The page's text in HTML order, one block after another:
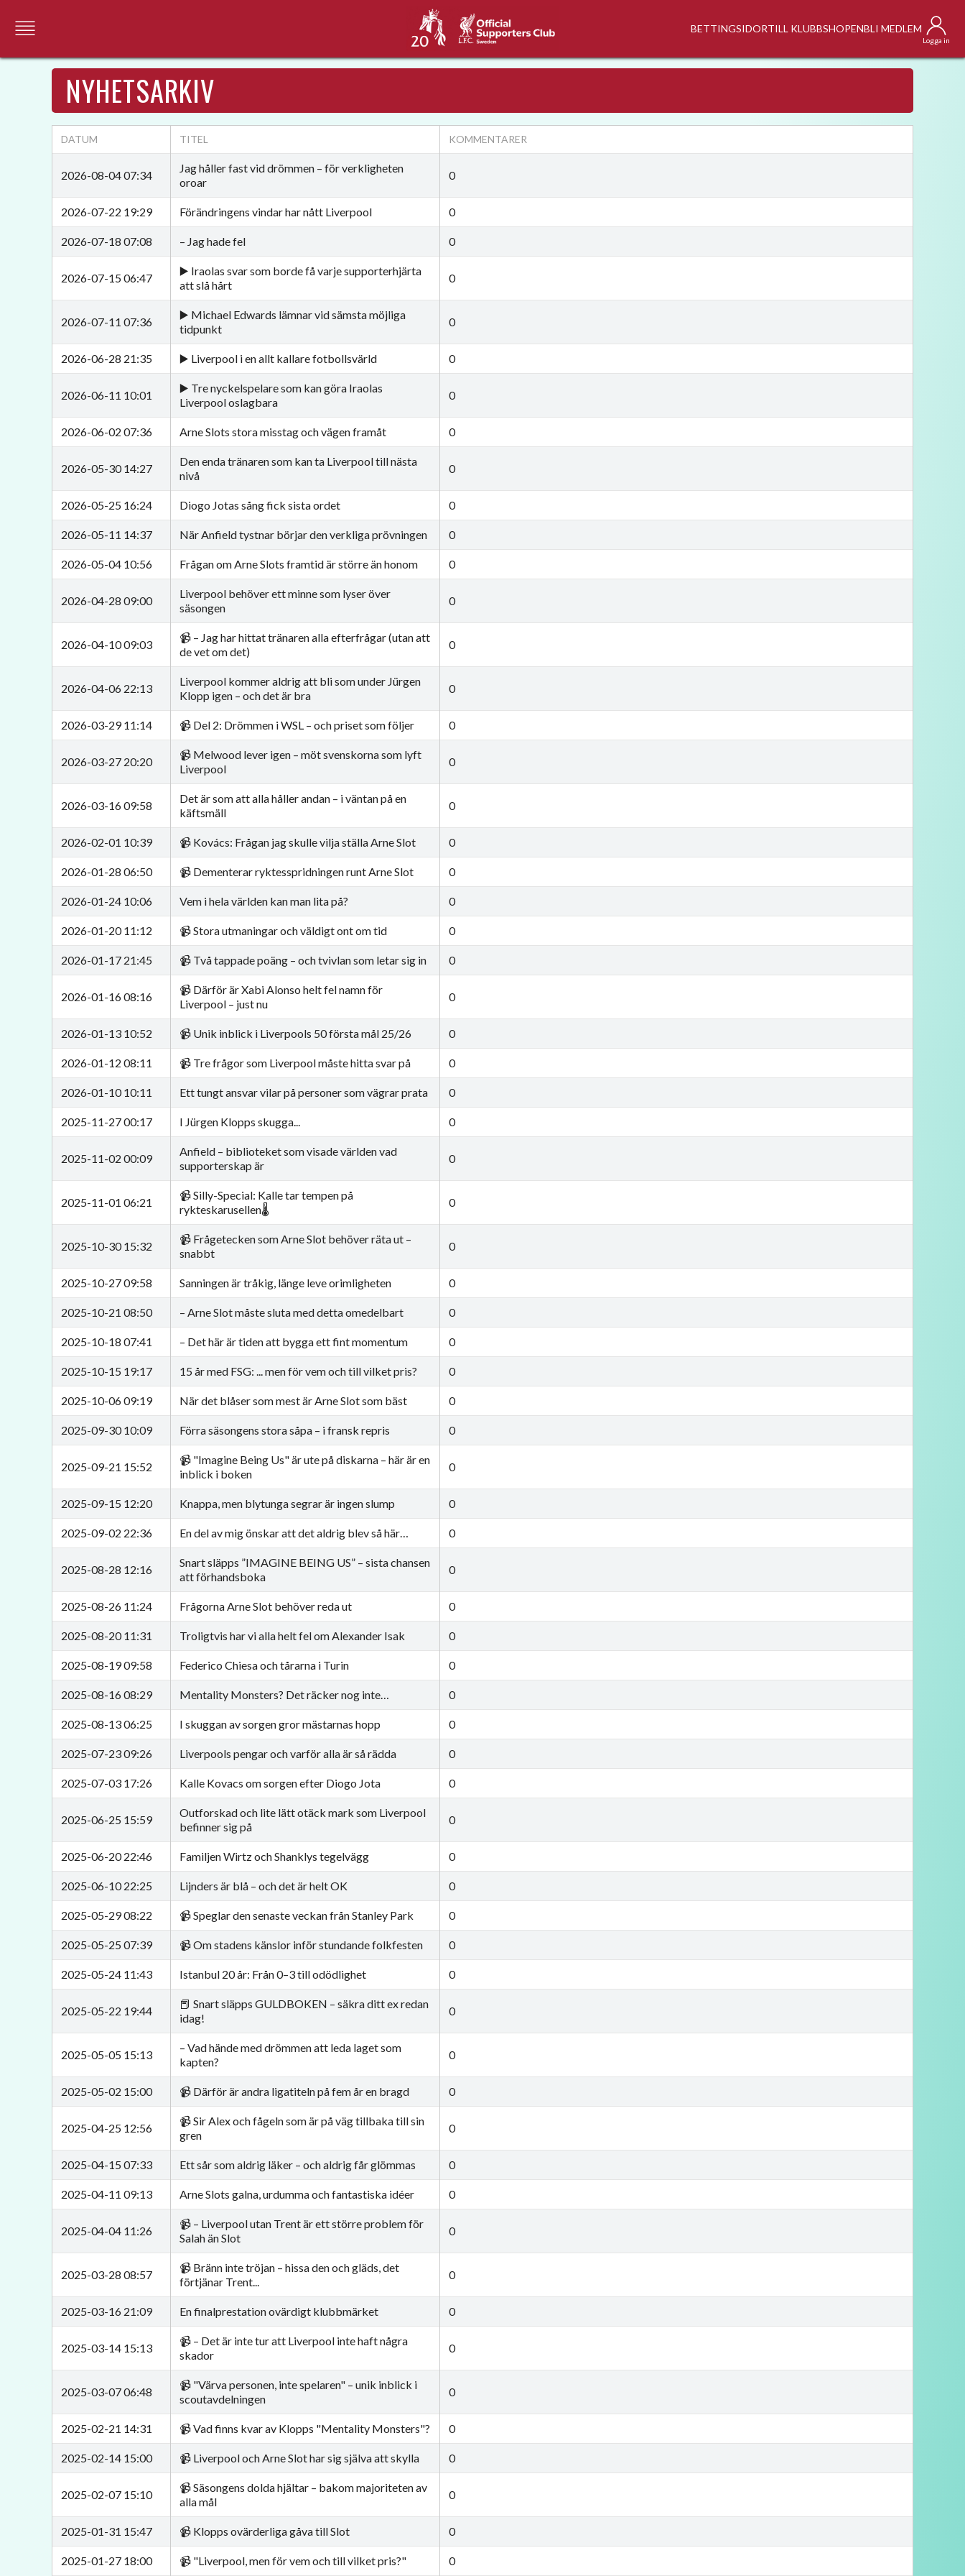
BETTINGSIDORTILL KLUBBSHOPENBLI MEDLEM
Logga in
NYHETSARKIV
DATUM TITEL KOMMENTARER
2026-08-04 07:34
Jag håller fast vid drömmen – för verkligheten
oroar
0
2026-07-22 19:29 Förändringens vindar har nått Liverpool 0
2026-07-18 07:08 – Jag hade fel 0
2026-07-15 06:47
▶️ Iraolas svar som borde få varje supporterhjärta
att slå hårt
0
2026-07-11 07:36
▶️ Michael Edwards lämnar vid sämsta möjliga
tidpunkt
0
2026-06-28 21:35 ▶️ Liverpool i en allt kallare fotbollsvärld 0
2026-06-11 10:01
▶️ Tre nyckelspelare som kan göra Iraolas
Liverpool oslagbara
0
2026-06-02 07:36 Arne Slots stora misstag och vägen framåt 0
2026-05-30 14:27
Den enda tränaren som kan ta Liverpool till nästa
nivå
0
2026-05-25 16:24 Diogo Jotas sång fick sista ordet 0
2026-05-11 14:37 När Anfield tystnar börjar den verkliga prövningen 0
2026-05-04 10:56 Frågan om Arne Slots framtid är större än honom 0
2026-04-28 09:00
Liverpool behöver ett minne som lyser över
säsongen
0
2026-04-10 09:03
📹 – Jag har hittat tränaren alla efterfrågar (utan att
de vet om det)
0
2026-04-06 22:13
Liverpool kommer aldrig att bli som under Jürgen
Klopp igen – och det är bra
0
2026-03-29 11:14 📹 Del 2: Drömmen i WSL – och priset som följer 0
2026-03-27 20:20
📹 Melwood lever igen – möt svenskorna som lyft
Liverpool
0
2026-03-16 09:58
Det är som att alla håller andan – i väntan på en
käftsmäll
0
2026-02-01 10:39 📹 Kovács: Frågan jag skulle vilja ställa Arne Slot 0
2026-01-28 06:50 📹 Dementerar ryktesspridningen runt Arne Slot 0
2026-01-24 10:06 Vem i hela världen kan man lita på? 0
2026-01-20 11:12 📹 Stora utmaningar och väldigt ont om tid 0
2026-01-17 21:45 📹 Två tappade poäng – och tvivlan som letar sig in 0
2026-01-16 08:16
📹 Därför är Xabi Alonso helt fel namn för
Liverpool – just nu
0
2026-01-13 10:52 📹 Unik inblick i Liverpools 50 första mål 25/26 0
2026-01-12 08:11 📹 Tre frågor som Liverpool måste hitta svar på 0
2026-01-10 10:11 Ett tungt ansvar vilar på personer som vägrar prata 0
2025-11-27 00:17 I Jürgen Klopps skugga... 0
2025-11-02 00:09
Anfield – biblioteket som visade världen vad
supporterskap är
0
2025-11-01 06:21
📹 Silly-Special: Kalle tar tempen på
rykteskarusellen🌡️
0
2025-10-30 15:32
📹 Frågetecken som Arne Slot behöver räta ut –
snabbt
0
2025-10-27 09:58 Sanningen är tråkig, länge leve orimligheten 0
2025-10-21 08:50 – Arne Slot måste sluta med detta omedelbart 0
2025-10-18 07:41 – Det här är tiden att bygga ett fint momentum 0
2025-10-15 19:17 15 år med FSG: ... men för vem och till vilket pris? 0
2025-10-06 09:19 När det blåser som mest är Arne Slot som bäst 0
2025-09-30 10:09 Förra säsongens stora såpa – i fransk repris 0
2025-09-21 15:52
📹 "Imagine Being Us" är ute på diskarna – här är en
inblick i boken
0
2025-09-15 12:20 Knappa, men blytunga segrar är ingen slump 0
2025-09-02 22:36 En del av mig önskar att det aldrig blev så här… 0
2025-08-28 12:16
Snart släpps ”IMAGINE BEING US” – sista chansen
att förhandsboka
0
2025-08-26 11:24 Frågorna Arne Slot behöver reda ut 0
2025-08-20 11:31 Troligtvis har vi alla helt fel om Alexander Isak 0
2025-08-19 09:58 Federico Chiesa och tårarna i Turin 0
2025-08-16 08:29 Mentality Monsters? Det räcker nog inte… 0
2025-08-13 06:25 I skuggan av sorgen gror mästarnas hopp 0
2025-07-23 09:26 Liverpools pengar och varför alla är så rädda 0
2025-07-03 17:26 Kalle Kovacs om sorgen efter Diogo Jota 0
2025-06-25 15:59
Outforskad och lite lätt otäck mark som Liverpool
befinner sig på
0
2025-06-20 22:46 Familjen Wirtz och Shanklys tegelvägg 0
2025-06-10 22:25 Lijnders är blå – och det är helt OK 0
2025-05-29 08:22 📹 Speglar den senaste veckan från Stanley Park 0
2025-05-25 07:39 📹 Om stadens känslor inför stundande folkfesten 0
2025-05-24 11:43 Istanbul 20 år: Från 0–3 till odödlighet 0
2025-05-22 19:44
📕 Snart släpps GULDBOKEN – säkra ditt ex redan
idag!
0
2025-05-05 15:13
– Vad hände med drömmen att leda laget som
kapten?
0
2025-05-02 15:00 📹 Därför är andra ligatiteln på fem år en bragd 0
2025-04-25 12:56
📹 Sir Alex och fågeln som är på väg tillbaka till sin
gren
0
2025-04-15 07:33 Ett sår som aldrig läker – och aldrig får glömmas 0
2025-04-11 09:13 Arne Slots galna, urdumma och fantastiska idéer 0
2025-04-04 11:26
📹 – Liverpool utan Trent är ett större problem för
Salah än Slot
0
2025-03-28 08:57
📹 Bränn inte tröjan – hissa den och gläds, det
förtjänar Trent...
0
2025-03-16 21:09 En finalprestation ovärdigt klubbmärket 0
2025-03-14 15:13
📹 – Det är inte tur att Liverpool inte haft några
skador
0
2025-03-07 06:48
📹 "Värva personen, inte spelaren" – unik inblick i
scoutavdelningen
0
2025-02-21 14:31 📹 Vad finns kvar av Klopps "Mentality Monsters"? 0
2025-02-14 15:00 📹 Liverpool och Arne Slot har sig själva att skylla 0
2025-02-07 15:10
📹 Säsongens dolda hjältar – bakom majoriteten av
alla mål
0
2025-01-31 15:47 📹 Klopps ovärderliga gåva till Slot 0
2025-01-27 18:00 📹 "Liverpool, men för vem och till vilket pris?" 0